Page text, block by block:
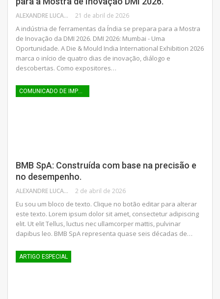
ALEXANDRE LUCAS 21 de abril de 2026
A indústria de ferramentas da Índia se prepara para a Mostra
de Inovação da DMI 2026. DMI 2026: Mumbai - Uma
Oportunidade. A Die & Mould India International Exhibition 2026
marca o início de quatro dias de inovação, diálogo e
descobertas. Como expositores…
COMUNICADO DE IMPRENSA
BMB SpA: Construída com base na precisão e
no desempenho.
ALEXANDRE LUCAS 2 de abril de 2026
Eu sou um bloco de texto. Clique no botão editar para alterar
este texto. Lorem ipsum dolor sit amet, consectetur adipiscing
elit. Ut elit Tellus, luctus nec ullamcorper mattis, pulvinar
dapibus leo. BMB SpA representa quase seis décadas de…
ARTIGO ESPECIAL